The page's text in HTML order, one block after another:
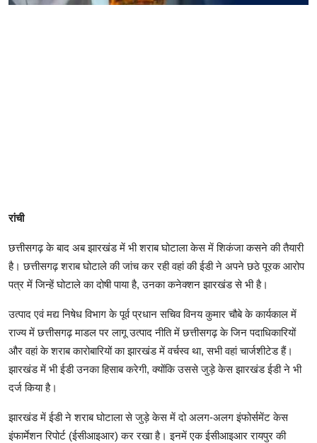
रांची
छत्तीसगढ़ के बाद अब झारखंड में भी शराब घोटाला केस में शिकंजा कसने की तैयारी
है। छत्तीसगढ़ शराब घोटाले की जांच कर रही वहां की ईडी ने अपने छठे पूरक आरोप
पत्र में जिन्हें घोटाले का दोषी पाया है, उनका कनेक्शन झारखंड से भी है।
उत्पाद एवं मद्य निषेध विभाग के पूर्व प्रधान सचिव विनय कुमार चौबे के कार्यकाल में
राज्य में छत्तीसगढ़ माडल पर लागू उत्पाद नीति में छत्तीसगढ़ के जिन पदाधिकारियों
और वहां के शराब कारोबारियों का झारखंड में वर्चस्व था, सभी वहां चार्जशीटेड हैं।
झारखंड में भी ईडी उनका हिसाब करेगी, क्योंकि उससे जुड़े केस झारखंड ईडी ने भी
दर्ज किया है।
झारखंड में ईडी ने शराब घोटाला से जुड़े केस में दो अलग-अलग इंफोर्समेंट केस
इंफार्मेशन रिपोर्ट (ईसीआइआर) कर रखा है। इनमें एक ईसीआइआर रायपुर की